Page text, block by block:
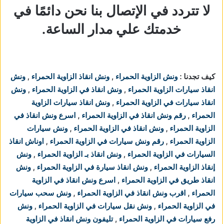
لا تتردد في الإتصال بنا نحن دائمًا في
خدمتك علي مدار الساعة.
كيف تجدنا : ونش الزاوية الحمراء , ونش انقاذ الزاوية الحمراء , ونش
انقاذ سيارات الزاوية الحمراء , ونش انقاذ في الزاوية الحمراء , ونش
انقاذ سيارات في الزاوية الحمراء , ونش انقاذ سيارات الزاوية
الحمراء , رقم ونش انقاذ في الزاوية الحمراء , اسرع ونش انقاذ في
الزاوية الحمراء , ونش انقاذ في الزاوية الحمراء , ونش سيارات
الزاوية الحمراء , رقم ونش سيارات في الزاوية الحمراء , اوناش انقاذ
السيارات في الزاوية الحمراء , ونش انقاذ بـ الزاوية الحمراء , ونش
إنقاذ الزاوية الحمراء , ونش انقاذ سيارة في الزاوية الحمراء , ونش
انقاذ طريق في الزاوية الحمراء , اسرع ونش انقاذ في الزاوية
الحمراء , اقرب ونش انقاذ في الزاوية الحمراء , ونش سحب سيارات
في الزاوية الحمراء , ونش نقل سيارات في الزاوية الحمراء , ونش
رفع سيارات في الزاوية الحمراء ,تليفون ونش انقاذ في الزاوية